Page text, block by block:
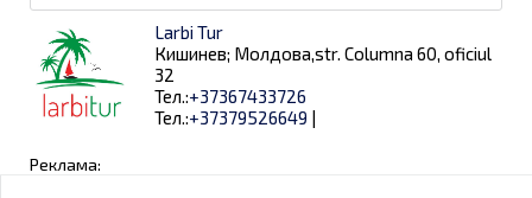
Larbi Tur
Кишинев; Молдова,str. Columna 60, oficiul
32
Тел.:+37367433726
Тел.:+37379526649 |
Реклама: